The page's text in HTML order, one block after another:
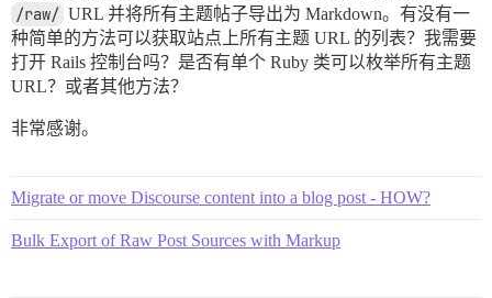
/raw/ URL 并将所有主题帖子导出为 Markdown。有没有一
种简单的方法可以获取站点上所有主题 URL 的列表？我需要
打开 Rails 控制台吗？是否有单个 Ruby 类可以枚举所有主题
URL？或者其他方法？
非常感谢。
Migrate or move Discourse content into a blog post - HOW?
Bulk Export of Raw Post Sources with Markup